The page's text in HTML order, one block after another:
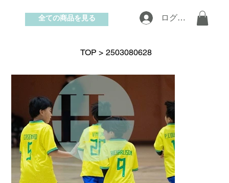
お問い合わせ
ログイン
全ての商品を見る
TOP > 2503080628